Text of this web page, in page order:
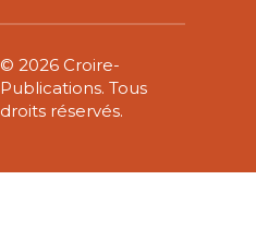
© 2026 Croire-
Publications. Tous
droits réservés.